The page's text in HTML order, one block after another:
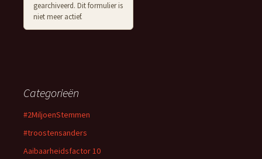
gearchiveerd. Dit formulier is
niet meer actief.
Categorieën
#2MiljoenStemmen
#troostensanders
Aaibaarheidsfactor 10